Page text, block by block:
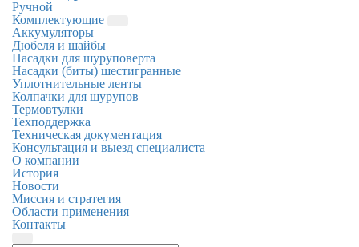
Ручной
Комплектующие
Аккумуляторы
Дюбеля и шайбы
Насадки для шуруповерта
Насадки (биты) шестигранные
Уплотнительные ленты
Колпачки для шурупов
Термовтулки
Техподдержка
Техническая документация
Консультация и выезд специалиста
О компании
История
Новости
Миссия и стратегия
Области применения
Контакты